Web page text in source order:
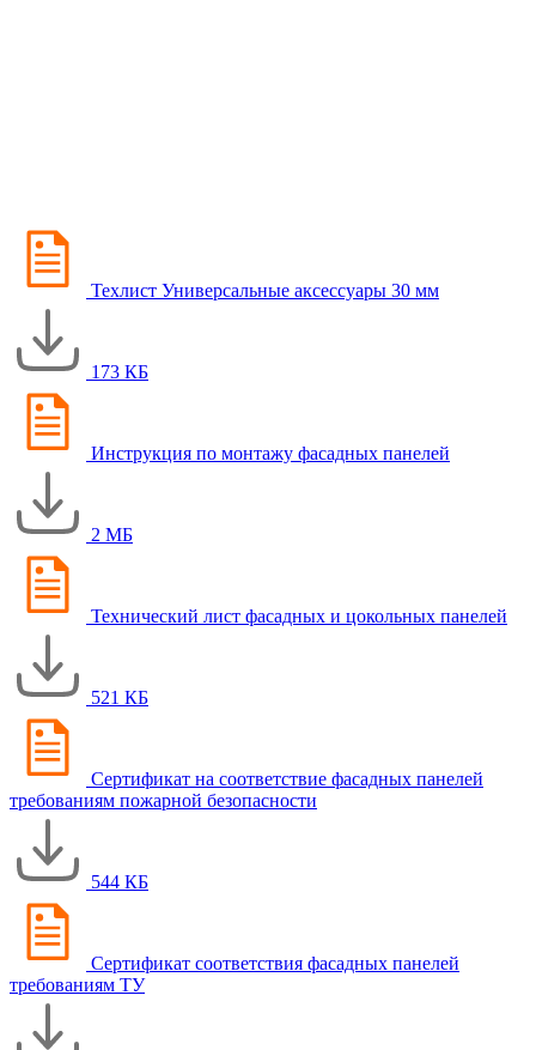
Техлист Универсальные аксессуары 30 мм
173 КБ
Инструкция по монтажу фасадных панелей
2 МБ
Технический лист фасадных и цокольных панелей
521 КБ
Сертификат на соответствие фасадных панелей
требованиям пожарной безопасности
544 КБ
Сертификат соответствия фасадных панелей
требованиям ТУ